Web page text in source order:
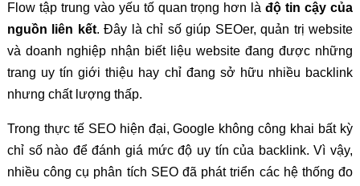
Flow tập trung vào yếu tố quan trọng hơn làđộ tin cậy của
nguồn liên kết. Đây là chỉ số giúp SEOer, quản trị website
và doanh nghiệp nhận biết liệu website đang được những
trang uy tín giới thiệu hay chỉ đang sở hữu nhiều backlink
nhưng chất lượng thấp.
Trong thực tế SEO hiện đại, Google không công khai bất kỳ
chỉ số nào để đánh giá mức độ uy tín của backlink. Vì vậy,
nhiều công cụ phân tích SEO đã phát triển các hệ thống đo